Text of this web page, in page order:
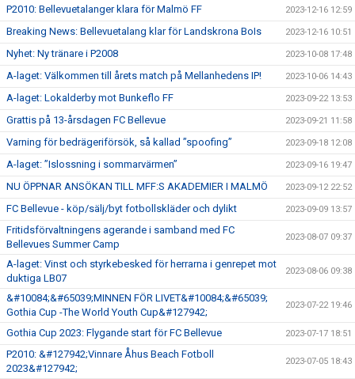
P2010: Bellevuetalanger klara för Malmö FF 2023-12-16 12:59
Breaking News: Bellevuetalang klar för Landskrona BoIs 2023-12-16 10:51
Nyhet: Ny tränare i P2008 2023-10-08 17:48
A-laget: Välkommen till årets match på Mellanhedens IP! 2023-10-06 14:43
A-laget: Lokalderby mot Bunkeflo FF 2023-09-22 13:53
Grattis på 13-årsdagen FC Bellevue 2023-09-21 11:58
Varning för bedrägeriförsök, så kallad ”spoofing” 2023-09-18 12:08
A-laget: ”Islossning i sommarvärmen” 2023-09-16 19:47
NU ÖPPNAR ANSÖKAN TILL MFF:S AKADEMIER I MALMÖ 2023-09-12 22:52
FC Bellevue - köp/sälj/byt fotbollskläder och dylikt 2023-09-09 13:57
Fritidsförvaltningens agerande i samband med FC
Bellevues Summer Camp
2023-08-07 09:37
A-laget: Vinst och styrkebesked för herrarna i genrepet mot
duktiga LB07
2023-08-06 09:38
&#10084;&#65039;MINNEN FÖR LIVET&#10084;&#65039;
Gothia Cup -The World Youth Cup&#127942;
2023-07-22 19:46
Gothia Cup 2023: Flygande start för FC Bellevue 2023-07-17 18:51
P2010: &#127942;Vinnare Åhus Beach Fotboll
2023&#127942;
2023-07-05 18:43